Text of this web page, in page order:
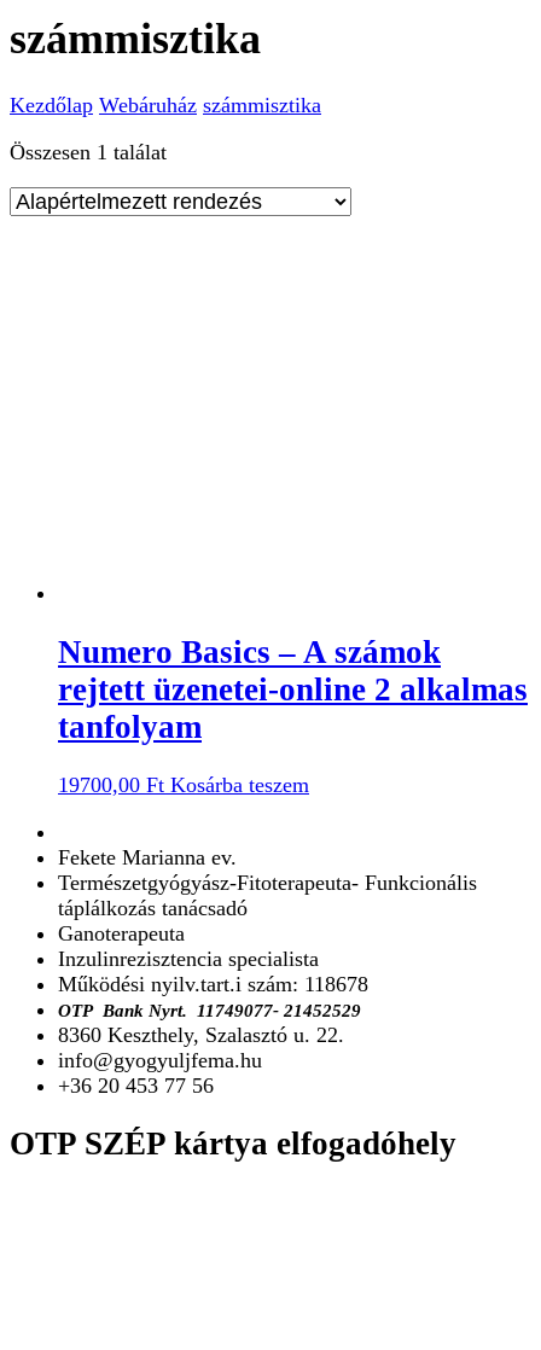
számmisztika
Kezdőlap Webáruház számmisztika
Összesen 1 találat
Numero Basics – A számok
rejtett üzenetei-online 2 alkalmas
tanfolyam
19700,00 Ft Kosárba teszem
Fekete Marianna ev.
Természetgyógyász-Fitoterapeuta- Funkcionális
táplálkozás tanácsadó
Ganoterapeuta
Inzulinrezisztencia specialista
Működési nyilv.tart.i szám: 118678
OTP Bank Nyrt. 11749077- 21452529
8360 Keszthely, Szalasztó u. 22.
info@gyogyuljfema.hu
+36 20 453 77 56
OTP SZÉP kártya elfogadóhely